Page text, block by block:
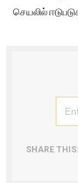
செயலில்
SHARE THIS: